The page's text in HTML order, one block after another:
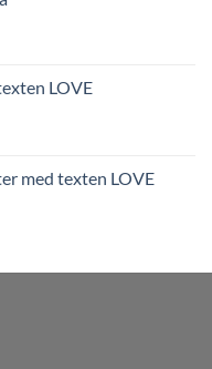
LOVE
med texten LOVE